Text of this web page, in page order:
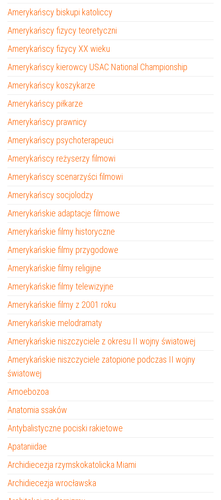
Amerykańscy biskupi katoliccy
Amerykańscy fizycy teoretyczni
Amerykańscy fizycy XX wieku
Amerykańscy kierowcy USAC National Championship
Amerykańscy koszykarze
Amerykańscy piłkarze
Amerykańscy prawnicy
Amerykańscy psychoterapeuci
Amerykańscy reżyserzy filmowi
Amerykańscy scenarzyści filmowi
Amerykańscy socjolodzy
Amerykańskie adaptacje filmowe
Amerykańskie filmy historyczne
Amerykańskie filmy przygodowe
Amerykańskie filmy religijne
Amerykańskie filmy telewizyjne
Amerykańskie filmy z 2001 roku
Amerykańskie melodramaty
Amerykańskie niszczyciele z okresu II wojny światowej
Amerykańskie niszczyciele zatopione podczas II wojny
światowej
Amoebozoa
Anatomia ssaków
Antybalistyczne pociski rakietowe
Apataniidae
Archidiecezja rzymskokatolicka Miami
Archidiecezja wrocławska